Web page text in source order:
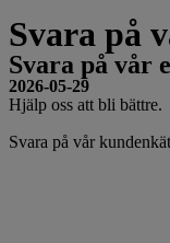
Svara på
Svara på vår
2026-05-29
Hjälp oss att bli bättre.
Svara på vår